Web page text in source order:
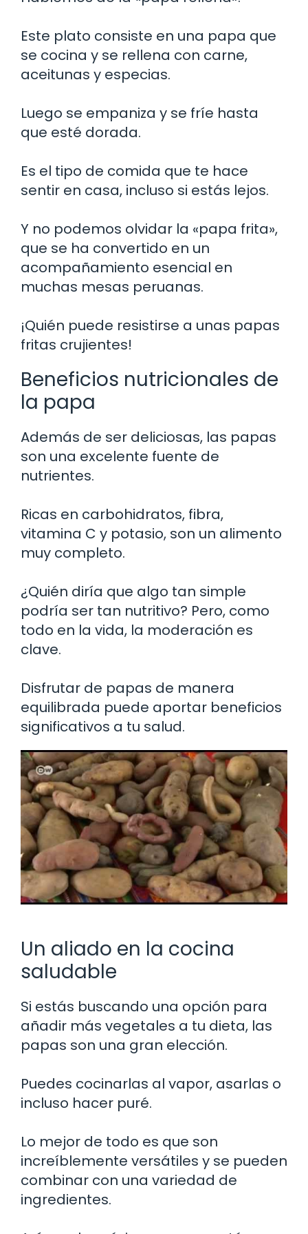
Este plato consiste en una papa que
se cocina y se rellena con carne,
aceitunas y especias.
Luego se empaniza y se fríe hasta
que esté dorada.
Es el tipo de comida que te hace
sentir en casa, incluso si estás lejos.
Y no podemos olvidar la «papa frita»,
que se ha convertido en un
acompañamiento esencial en
muchas mesas peruanas.
¡Quién puede resistirse a unas papas
fritas crujientes!
Beneficios nutricionales de
la papa
Además de ser deliciosas, las papas
son una excelente fuente de
nutrientes.
Ricas en carbohidratos, fibra,
vitamina C y potasio, son un alimento
muy completo.
¿Quién diría que algo tan simple
podría ser tan nutritivo? Pero, como
todo en la vida, la moderación es
clave.
Disfrutar de papas de manera
equilibrada puede aportar beneficios
significativos a tu salud.
Un aliado en la cocina
saludable
Si estás buscando una opción para
añadir más vegetales a tu dieta, las
papas son una gran elección.
Puedes cocinarlas al vapor, asarlas o
incluso hacer puré.
Lo mejor de todo es que son
increíblemente versátiles y se pueden
combinar con una variedad de
ingredientes.